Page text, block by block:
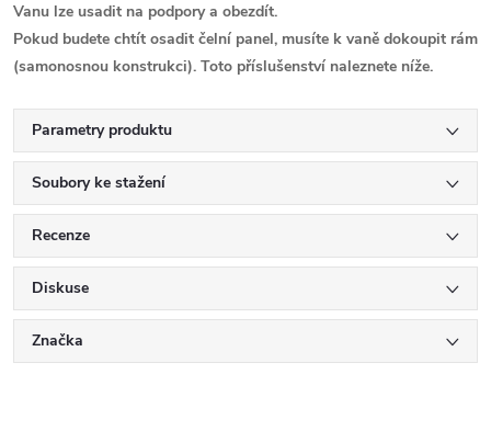
Vanu lze usadit na podpory a obezdít.
Pokud budete chtít osadit čelní panel, musíte k vaně dokoupit rám
(samonosnou konstrukci). Toto příslušenství naleznete níže.
Parametry produktu
Soubory ke stažení
Recenze
Diskuse
Značka